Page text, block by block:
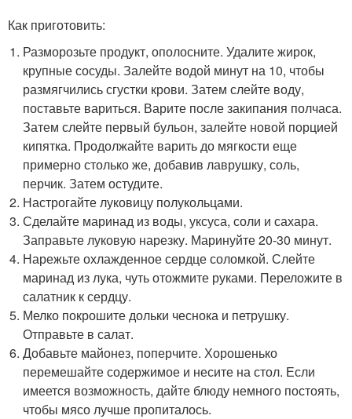
Как приготовить:
Разморозьте продукт, ополосните. Удалите жирок,
крупные сосуды. Залейте водой минут на 10, чтобы
размягчились сгустки крови. Затем слейте воду,
поставьте вариться. Варите после закипания полчаса.
Затем слейте первый бульон, залейте новой порцией
кипятка. Продолжайте варить до мягкости еще
примерно столько же, добавив лаврушку, соль,
перчик. Затем остудите.
Настрогайте луковицу полукольцами.
Сделайте маринад из воды, уксуса, соли и сахара.
Заправьте луковую нарезку. Маринуйте 20-30 минут.
Нарежьте охлажденное сердце соломкой. Слейте
маринад из лука, чуть отожмите руками. Переложите в
салатник к сердцу.
Мелко покрошите дольки чеснока и петрушку.
Отправьте в салат.
Добавьте майонез, поперчите. Хорошенько
перемешайте содержимое и несите на стол. Если
имеется возможность, дайте блюду немного постоять,
чтобы мясо лучше пропиталось.